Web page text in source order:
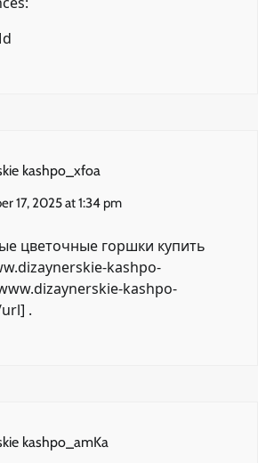
kashpo_xfoa
17, 2025 at 1:34 pm
цветочные горшки купить
kashpo-
kashpo-
.
kashpo_amKa